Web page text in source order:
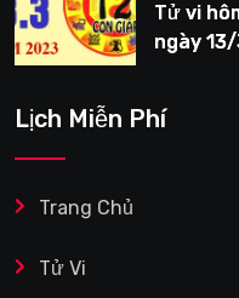
Tử vi
ngày
Lịch Miễn Phí
Trang Chủ
Tử Vi